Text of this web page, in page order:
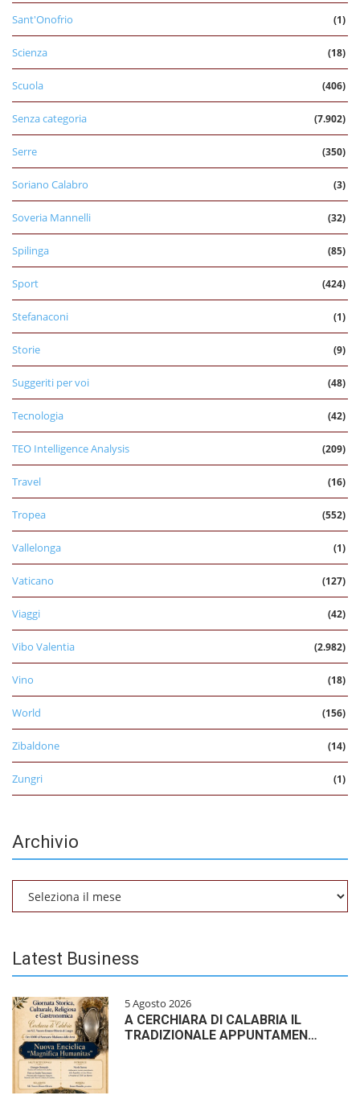
Sant'Onofrio (1)
Scienza (18)
Scuola (406)
Senza categoria (7.902)
Serre (350)
Soriano Calabro (3)
Soveria Mannelli (32)
Spilinga (85)
Sport (424)
Stefanaconi (1)
Storie (9)
Suggeriti per voi (48)
Tecnologia (42)
TEO Intelligence Analysis (209)
Travel (16)
Tropea (552)
Vallelonga (1)
Vaticano (127)
Viaggi (42)
Vibo Valentia (2.982)
Vino (18)
World (156)
Zibaldone (14)
Zungri (1)
Archivio
Latest Business
5 Agosto 2026
A CERCHIARA DI CALABRIA IL
TRADIZIONALE APPUNTAMEN…